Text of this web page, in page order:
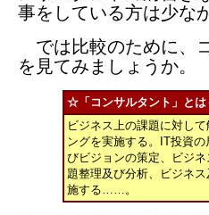
事をしている方は少な
では比較のために、
を見てみましょうか。
☆「コンサルタント」とは
ビジネス上の課題に対し
ングを実施する。IT投資
びビジョンの策定、ビジ
題整理及び分析、ビジネ
施する……。